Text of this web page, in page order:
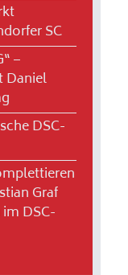
SC
–
Daniel
DSC-
Graf
DSC-